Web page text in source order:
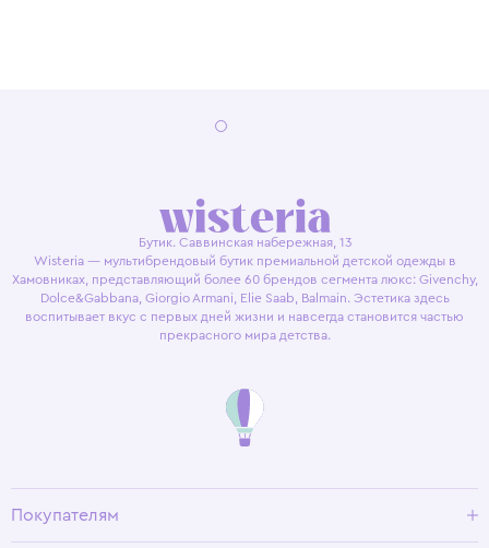
Бутик. Саввинская набережная, 13
Wisteria — мультибрендовый бутик премиальной детской одежды в
Хамовниках, представляющий более 60 брендов сегмента люкс: Givenchy,
Dolce&Gabbana, Giorgio Armani, Elie Saab, Balmain. Эстетика здесь
воспитывает вкус с первых дней жизни и навсегда становится частью
прекрасного мира детства.
Покупателям